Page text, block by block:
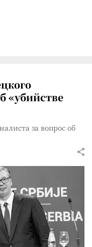
«убийстве
за вопрос об